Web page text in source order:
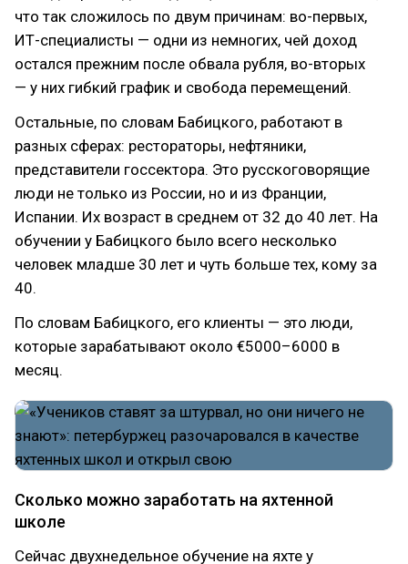
что так сложилось по двум причинам: во-первых,
ИТ-специалисты — одни из немногих, чей доход
остался прежним после обвала рубля, во-вторых
— у них гибкий график и свобода перемещений.
Остальные, по словам Бабицкого, работают в
разных сферах: рестораторы, нефтяники,
представители госсектора. Это русскоговорящие
люди не только из России, но и из Франции,
Испании. Их возраст в среднем от 32 до 40 лет. На
обучении у Бабицкого было всего несколько
человек младше 30 лет и чуть больше тех, кому за
40.
По словам Бабицкого, его клиенты — это люди,
которые зарабатывают около €5000–6000 в
месяц.
Сколько можно заработать на яхтенной
школе
Сейчас двухнедельное обучение на яхте у